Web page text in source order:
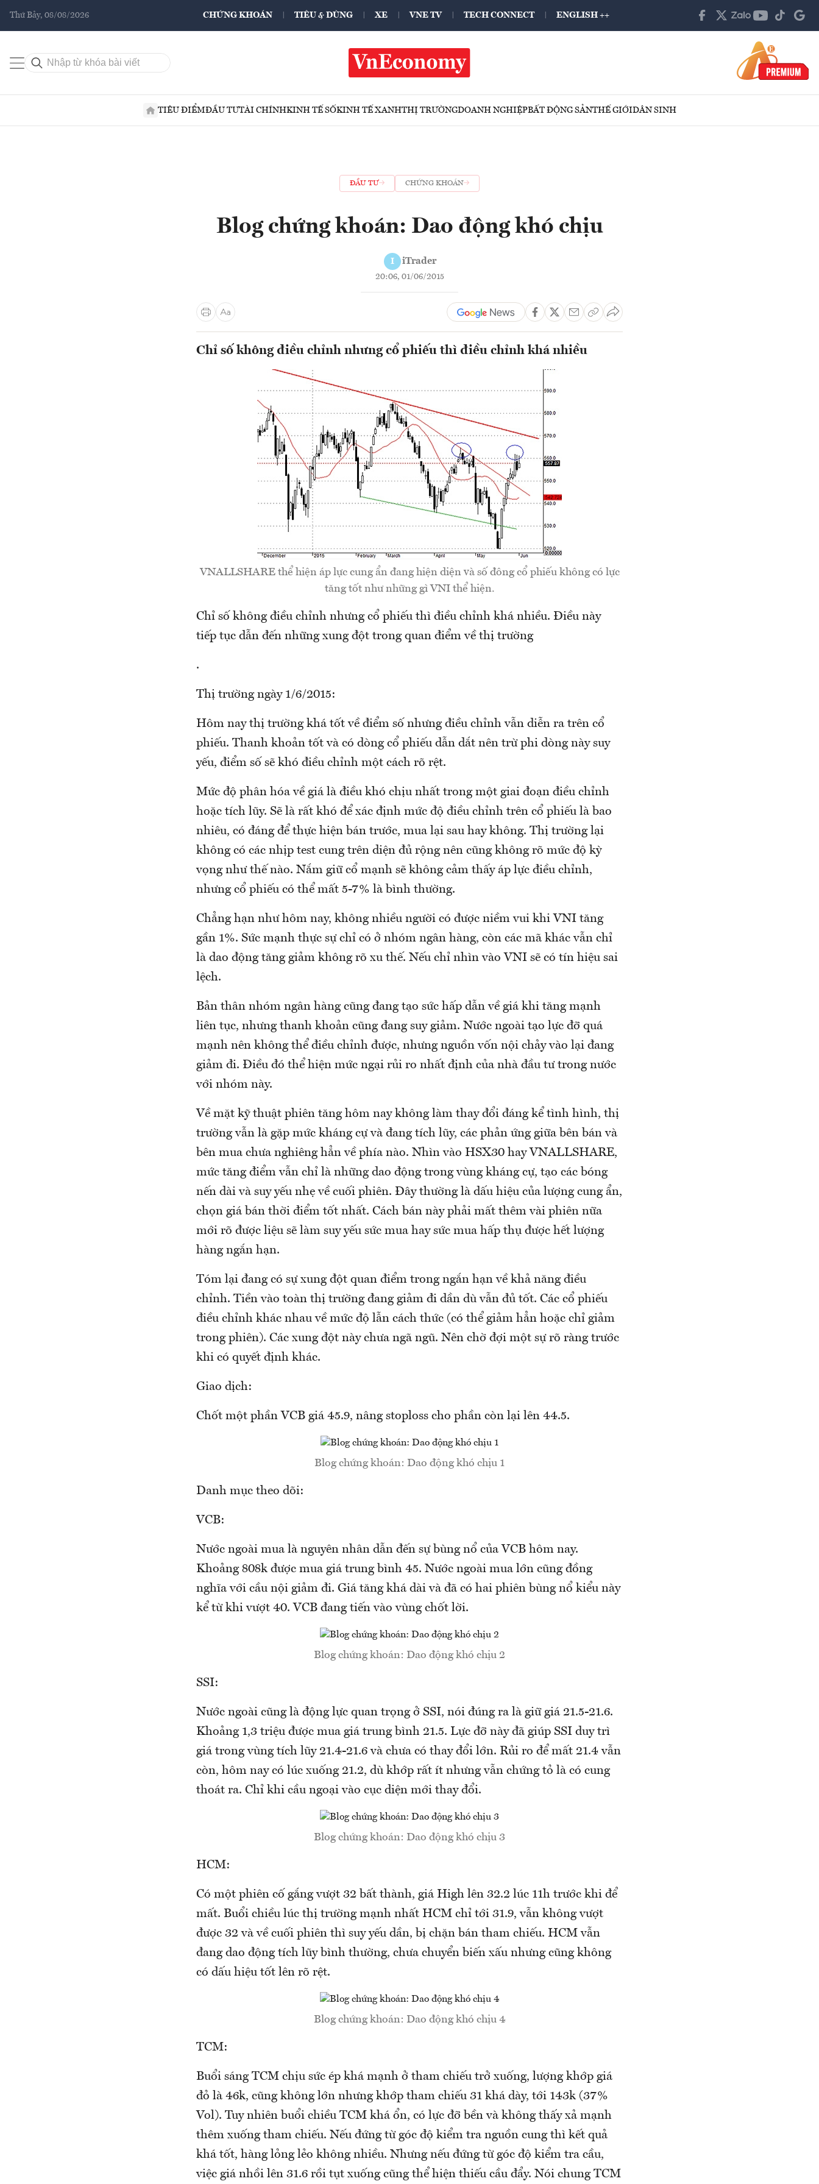
Thứ Bảy, 08/08/2026 CHỨNG KHOÁN TIÊU & DÙNG XE VNE TV TECH CONNECT ENGLISH ++
TIÊU ĐIỂMĐẦU TƯTÀI CHÍNHKINH TẾ SỐKINH TẾ XANHTHỊ TRƯỜNGDOANH NGHIỆPBẤT ĐỘNG SẢNTHẾ GIỚIDÂN SINH
ĐẦU TƯ CHỨNG KHOÁN
Blog chứng khoán: Dao động khó chịu
I iTrader
20:06, 01/06/2015
Chỉ số không điều chỉnh nhưng cổ phiếu thì điều chỉnh khá nhiều
VNALLSHARE thể hiện áp lực cung ẩn đang hiện diện và số đông cổ phiếu không có lực
tăng tốt như những gì VNI thể hiện.
Chỉ số không điều chỉnh nhưng cổ phiếu thì điều chỉnh khá nhiều. Điều này
tiếp tục dẫn đến những xung đột trong quan điểm về thị trường
.
Thị trường ngày 1/6/2015:
Hôm nay thị trường khá tốt về điểm số nhưng điều chỉnh vẫn diễn ra trên cổ
phiếu. Thanh khoản tốt và có dòng cổ phiếu dẫn dắt nên trừ phi dòng này suy
yếu, điểm số sẽ khó điều chỉnh một cách rõ rệt.
Mức độ phân hóa về giá là điều khó chịu nhất trong một giai đoạn điều chỉnh
hoặc tích lũy. Sẽ là rất khó để xác định mức độ điều chỉnh trên cổ phiếu là bao
nhiêu, có đáng để thực hiện bán trước, mua lại sau hay không. Thị trường lại
không có các nhịp test cung trên diện đủ rộng nên cũng không rõ mức độ kỳ
vọng như thế nào. Nắm giữ cổ mạnh sẽ không cảm thấy áp lực điều chỉnh,
nhưng cổ phiếu có thể mất 5-7% là bình thường.
Chẳng hạn như hôm nay, không nhiều người có được niềm vui khi VNI tăng
gần 1%. Sức mạnh thực sự chỉ có ở nhóm ngân hàng, còn các mã khác vẫn chỉ
là dao động tăng giảm không rõ xu thế. Nếu chỉ nhìn vào VNI sẽ có tín hiệu sai
lệch.
Bản thân nhóm ngân hàng cũng đang tạo sức hấp dẫn về giá khi tăng mạnh
liên tục, nhưng thanh khoản cũng đang suy giảm. Nước ngoài tạo lực đỡ quá
mạnh nên không thể điều chỉnh được, nhưng nguồn vốn nội chảy vào lại đang
giảm đi. Điều đó thể hiện mức ngại rủi ro nhất định của nhà đầu tư trong nước
với nhóm này.
Về mặt kỹ thuật phiên tăng hôm nay không làm thay đổi đáng kể tình hình, thị
trường vẫn là gặp mức kháng cự và đang tích lũy, các phản ứng giữa bên bán và
bên mua chưa nghiêng hẳn về phía nào. Nhìn vào HSX30 hay VNALLSHARE,
mức tăng điểm vẫn chỉ là những dao động trong vùng kháng cự, tạo các bóng
nến dài và suy yếu nhẹ về cuối phiên. Đây thường là dấu hiệu của lượng cung ẩn,
chọn giá bán thời điểm tốt nhất. Cách bán này phải mất thêm vài phiên nữa
mới rõ được liệu sẽ làm suy yếu sức mua hay sức mua hấp thụ được hết lượng
hàng ngắn hạn.
Tóm lại đang có sự xung đột quan điểm trong ngắn hạn về khả năng điều
chỉnh. Tiền vào toàn thị trường đang giảm đi dần dù vẫn đủ tốt. Các cổ phiếu
điều chỉnh khác nhau về mức độ lẫn cách thức (có thể giảm hẳn hoặc chỉ giảm
trong phiên). Các xung đột này chưa ngã ngũ. Nên chờ đợi một sự rõ ràng trước
khi có quyết định khác.
Giao dịch:
Chốt một phần VCB giá 45.9, nâng stoploss cho phần còn lại lên 44.5.
Blog chứng khoán: Dao động khó chịu 1
Danh mục theo dõi:
VCB:
Nước ngoài mua là nguyên nhân dẫn đến sự bùng nổ của VCB hôm nay.
Khoảng 808k được mua giá trung bình 45. Nước ngoài mua lớn cũng đồng
nghĩa với cầu nội giảm đi. Giá tăng khá dài và đã có hai phiên bùng nổ kiểu này
kể từ khi vượt 40. VCB đang tiến vào vùng chốt lời.
Blog chứng khoán: Dao động khó chịu 2
SSI:
Nước ngoài cũng là động lực quan trọng ở SSI, nói đúng ra là giữ giá 21.5-21.6.
Khoảng 1,3 triệu được mua giá trung bình 21.5. Lực đỡ này đã giúp SSI duy trì
giá trong vùng tích lũy 21.4-21.6 và chưa có thay đổi lớn. Rủi ro để mất 21.4 vẫn
còn, hôm nay có lúc xuống 21.2, dù khớp rất ít nhưng vẫn chứng tỏ là có cung
thoát ra. Chỉ khi cầu ngoại vào cục diện mới thay đổi.
Blog chứng khoán: Dao động khó chịu 3
HCM:
Có một phiên cố gắng vượt 32 bất thành, giá High lên 32.2 lúc 11h trước khi để
mất. Buổi chiều lúc thị trường mạnh nhất HCM chỉ tới 31.9, vẫn không vượt
được 32 và về cuối phiên thì suy yếu dần, bị chặn bán tham chiếu. HCM vẫn
đang dao động tích lũy bình thường, chưa chuyển biến xấu nhưng cũng không
có dấu hiệu tốt lên rõ rệt.
Blog chứng khoán: Dao động khó chịu 4
TCM:
Buổi sáng TCM chịu sức ép khá mạnh ở tham chiếu trở xuống, lượng khớp giá
đỏ là 46k, cũng không lớn nhưng khớp tham chiếu 31 khá dày, tới 143k (37%
Vol). Tuy nhiên buổi chiều TCM khá ổn, có lực đỡ bền và không thấy xả mạnh
thêm xuống tham chiếu. Nếu đứng từ góc độ kiểm tra nguồn cung thì kết quả
khá tốt, hàng lỏng lẻo không nhiều. Nhưng nếu đứng từ góc độ kiểm tra cầu,
việc giá nhồi lên 31.6 rồi tụt xuống cũng thể hiện thiếu cầu đẩy. Nói chung TCM